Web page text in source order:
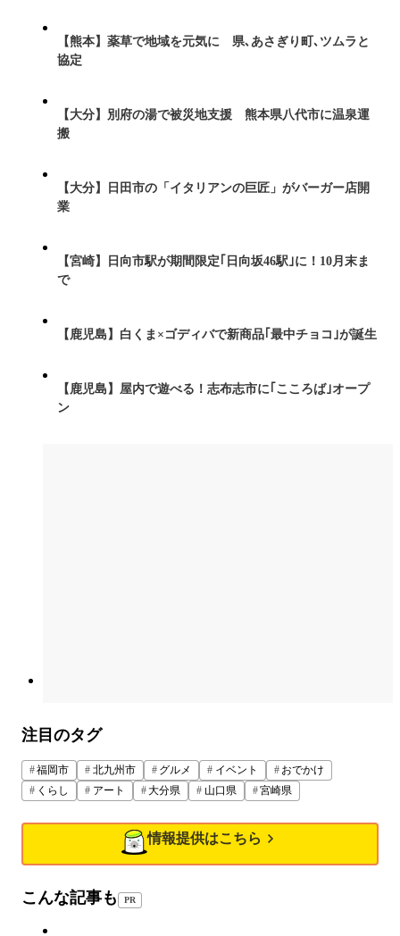
【熊本】薬草で地域を元気に 県､あさぎり町､ツムラと
協定
【大分】別府の湯で被災地支援 熊本県八代市に温泉運
搬
【大分】日田市の「イタリアンの巨匠」がバーガー店開
業
【宮崎】日向市駅が期間限定｢日向坂46駅｣に！10月末ま
で
【鹿児島】白くま×ゴディバで新商品｢最中チョコ｣が誕生
【鹿児島】屋内で遊べる！志布志市に｢こころば｣オープ
ン
注目のタグ
福岡市 北九州市 グルメ イベント
おでかけ
くらし
アート 大分県 山口県 宮崎県
情報提供はこちら
こんな記事も PR